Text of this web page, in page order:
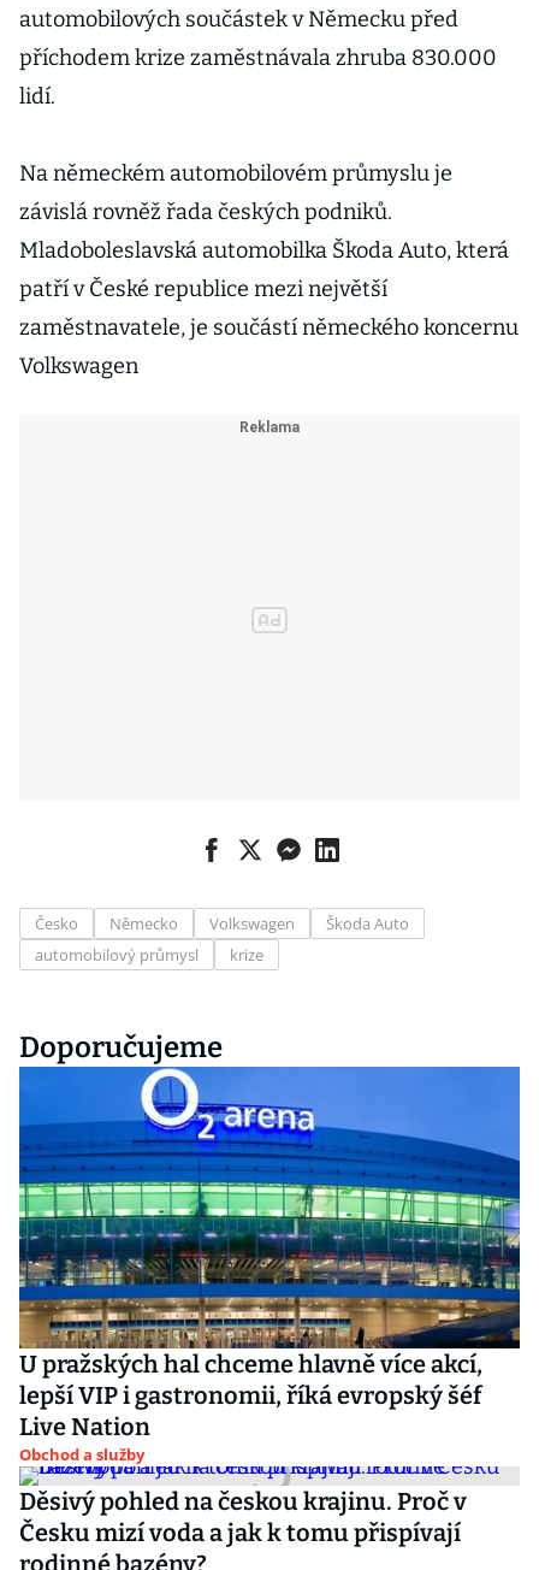
automobilových součástek v Německu před
příchodem krize zaměstnávala zhruba 830.000
lidí.
Na německém automobilovém průmyslu je
závislá rovněž řada českých podniků.
Mladoboleslavská automobilka Škoda Auto, která
patří v České republice mezi největší
zaměstnavatele, je součástí německého koncernu
Volkswagen
Česko Německo Volkswagen
Škoda Auto
automobilový průmysl
krize
Doporučujeme
U pražských hal chceme hlavně více akcí,
lepší VIP i gastronomii, říká evropský šéf
Live Nation
Obchod a služby
Děsivý pohled na českou krajinu. Proč v
Česku mizí voda a jak k tomu přispívají
rodinné bazény?